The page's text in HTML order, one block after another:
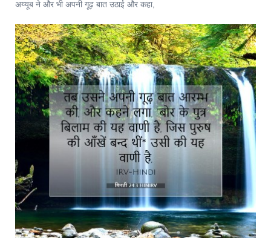
अय्यूब ने और भी अपनी गूढ़ बात उठाई और कहा,